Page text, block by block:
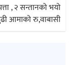
, २ सन्तानको भयो
आमाको रु,वाबासी